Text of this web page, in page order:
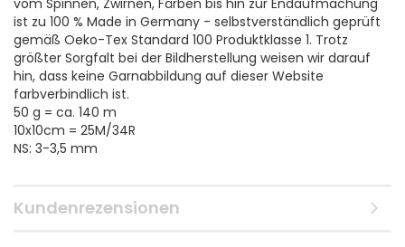
vom Spinnen, Zwirnen, Färben bis hin zur Endaufmachung
ist zu 100 % Made in Germany - selbstverständlich geprüft
gemäß Oeko-Tex Standard 100 Produktklasse 1. Trotz
größter Sorgfalt bei der Bildherstellung weisen wir darauf
hin, dass keine Garnabbildung auf dieser Website
farbverbindlich ist.
50 g = ca. 140 m
10x10cm = 25M/34R
NS: 3-3,5 mm
Kundenrezensionen